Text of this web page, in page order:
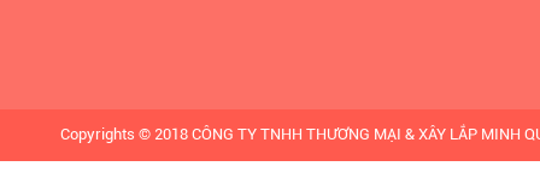
Copyrights © 2018 CÔNG TY TNHH THƯƠNG MẠI & XÂY LẮP MINH